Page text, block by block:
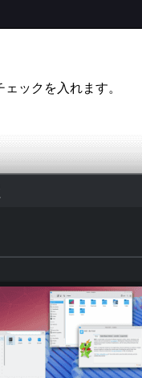
ックを入れます。